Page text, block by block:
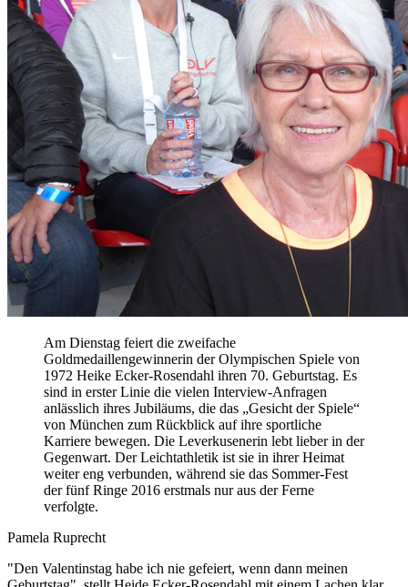
Am Dienstag feiert die zweifache
Goldmedaillengewinnerin der Olympischen Spiele von
1972 Heike Ecker-Rosendahl ihren 70. Geburtstag. Es
sind in erster Linie die vielen Interview-Anfragen
anlässlich ihres Jubiläums, die das „Gesicht der Spiele“
von München zum Rückblick auf ihre sportliche
Karriere bewegen. Die Leverkusenerin lebt lieber in der
Gegenwart. Der Leichtathletik ist sie in ihrer Heimat
weiter eng verbunden, während sie das Sommer-Fest
der fünf Ringe 2016 erstmals nur aus der Ferne
verfolgte.
Pamela Ruprecht
"Den Valentinstag habe ich nie gefeiert, wenn dann meinen